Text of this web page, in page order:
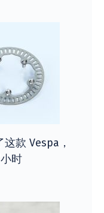
款 Vespa，
时